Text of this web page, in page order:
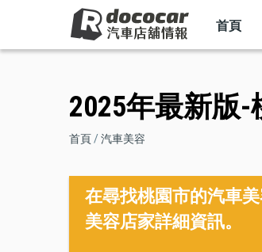
NAVIGATION
首頁
2025年最新版
導
航
連
結
首頁 汽車美容
在尋找桃園市的汽車
美容店家詳細資訊。